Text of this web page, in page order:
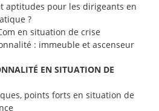
aptitudes pour les dirigeants en
?
en situation de crise
: immeuble et ascenseur
EN SITUATION DE
points forts en situation de